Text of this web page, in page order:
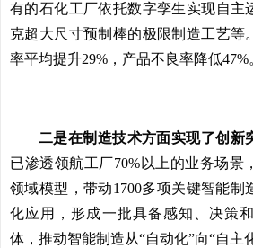
有的石化工厂依托数字孪生实现自主
克超大尺寸预制棒的极限制造工艺等
率平均提升29%，产品不良率降低47%
二是在制造技术方面实现了创新
已渗透领航工厂70%以上的业务场景
领域模型，带动1700多项关键智能制
化应用，形成一批具备感知、决策
体，推动智能制造从“自动化”向“自主